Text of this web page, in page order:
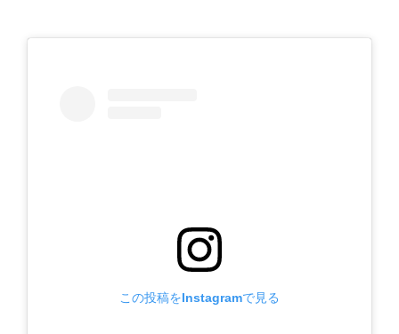
この投稿をInstagramで見る